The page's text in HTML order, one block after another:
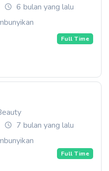
6 bulan yang lalu
Full Time
7 bulan yang lalu
Full Time